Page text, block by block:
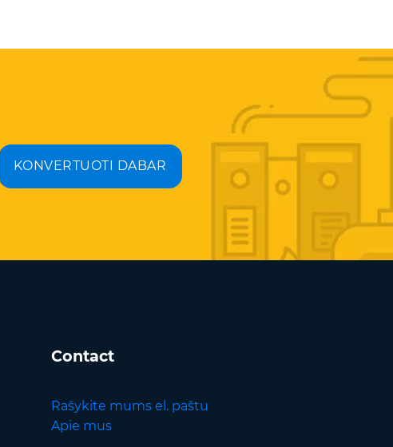
KONVERTUOTI DABAR
Contact
Rašykite mums el. paštu
Apie mus